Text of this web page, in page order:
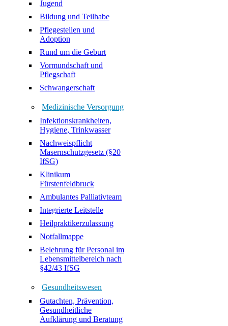
Jugend
Bildung und Teilhabe
Pflegestellen und
Adoption
Rund um die Geburt
Vormundschaft und
Pflegschaft
Schwangerschaft
Medizinische Versorgung
Infektionskrankheiten,
Hygiene, Trinkwasser
Nachweispflicht
Masernschutzgesetz (§20
IfSG)
Klinikum
Fürstenfeldbruck
Ambulantes Palliativteam
Integrierte Leitstelle
Heilpraktikerzulassung
Notfallmappe
Belehrung für Personal im
Lebensmittelbereich nach
§42/43 IfSG
Gesundheitswesen
Gutachten, Prävention,
Gesundheitliche
Aufklärung und Beratung